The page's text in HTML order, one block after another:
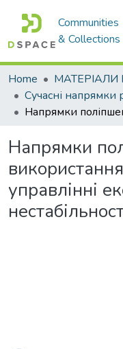
Communities
& Collections
Home
Напрямки
управлінні